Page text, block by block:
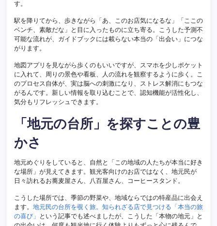
す。
駅を降りてから、歩きながら「あ、このお店気になるな」「ここの
ベンチ、素敵だな」と目に入ったものに立ち寄る。こうした予測不
可能な流れが、ガイドブックには載らない本当の「出会い」につな
がります。
地図アプリを見ながら歩くのもいいですが、スマホを少しポケット
に入れて、周りの景色や看板、人の流れを観察するように歩く。こ
のプロセス自体が、実は脳への刺激になり、ストレス解消にもつな
がるんです。新しい情報を取り込むことで、認知機能が活性化し、
気分もリフレッシュできます。
「地元の台所」を探すことの豊
かさ
地元めぐりをしていると、自然と「この地域の人たちが本当に好き
な場所」が見えてきます。観光客向けのお店ではなく、地元民が
日々訪れるお蕎麦屋さん、八百屋さん、コーヒースタンド。
こうした場所では、季節の野菜や、地域ならではの特産品に出会え
ます。 地元民の台所を覗く旅。知られざる店で見つける「本当の旅
の喜び」 という記事でも述べましたが、こうした「本物の地元」と